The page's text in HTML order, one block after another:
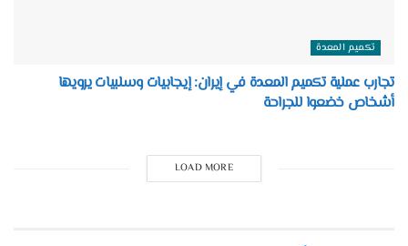
تكميم المعدة
تجارب عملية تكميم المعدة في إيران: إيجابيات وسلبيات يرويها
أشخاص خضعوا للجراحة
LOAD MORE